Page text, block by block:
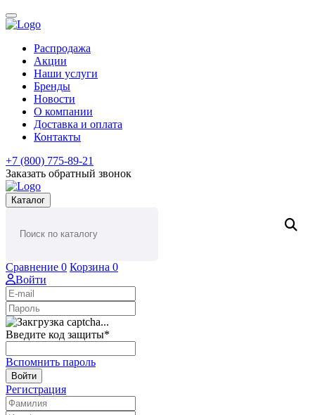
Распродажа
Акции
Наши услуги
Бренды
Новости
О компании
Доставка и оплата
Контакты
+7 (800) 775-89-21
Заказать обратный звонок
Каталог
Сравнение 0 Корзина 0
Войти
Введите код защиты*
Вспомнить пароль
Войти
Регистрация